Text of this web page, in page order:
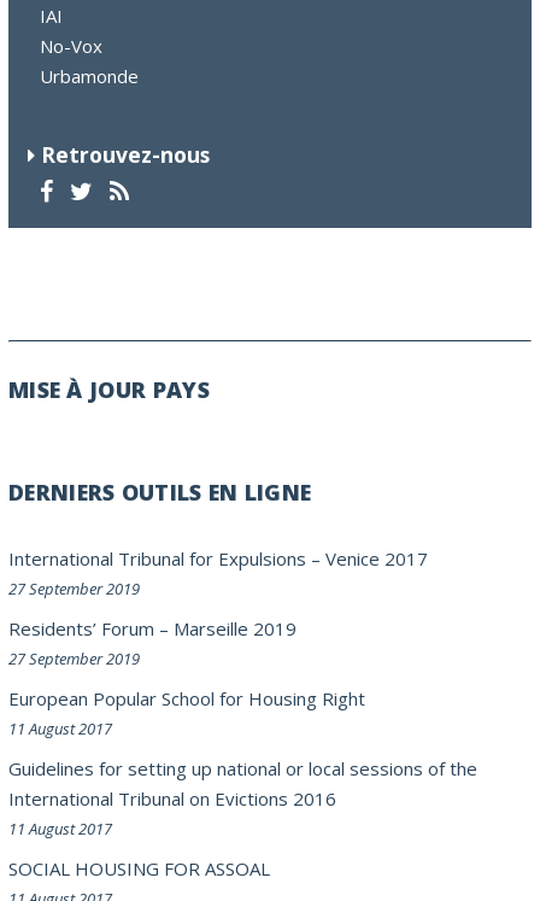
IAI
No-Vox
Urbamonde
Retrouvez-nous
MISE À JOUR PAYS
DERNIERS OUTILS EN LIGNE
International Tribunal for Expulsions – Venice 2017
27 September 2019
Residents’ Forum – Marseille 2019
27 September 2019
European Popular School for Housing Right
11 August 2017
Guidelines for setting up national or local sessions of the
International Tribunal on Evictions 2016
11 August 2017
SOCIAL HOUSING FOR ASSOAL